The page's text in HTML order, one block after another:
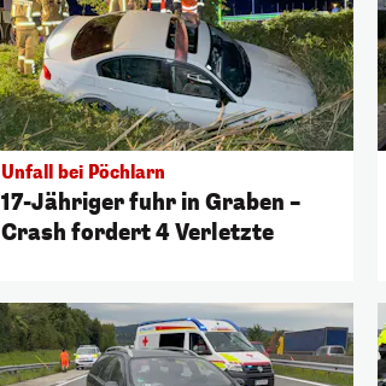
Unfall bei Pöchlarn
17-Jähriger fuhr in Graben –
Crash fordert 4 Verletzte